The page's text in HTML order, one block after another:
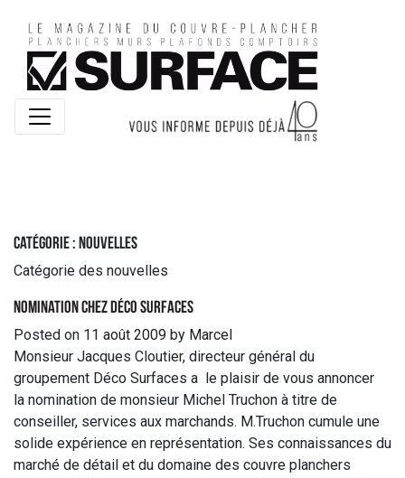
Catégorie : Nouvelles
Catégorie des nouvelles
Nomination chez Déco Surfaces
Posted on 11 août 2009 by Marcel
Monsieur Jacques Cloutier, directeur général du
groupement Déco Surfaces a le plaisir de vous annoncer
la nomination de monsieur Michel Truchon à titre de
conseiller, services aux marchands. M.Truchon cumule une
solide expérience en représentation. Ses connaissances du
marché de détail et du domaine des couvre planchers